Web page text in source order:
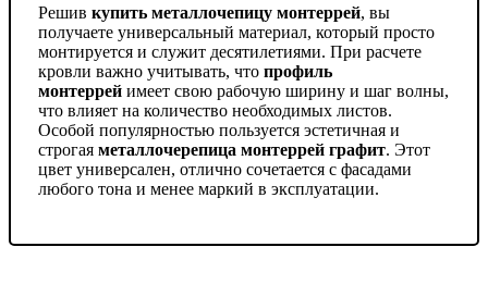
Решив купить металлочепицу монтеррей, вы
получаете универсальный материал, который просто
монтируется и служит десятилетиями. При расчете
кровли важно учитывать, что профиль
монтеррей имеет свою рабочую ширину и шаг волны,
что влияет на количество необходимых листов.
Особой популярностью пользуется эстетичная и
строгая металлочерепица монтеррей графит. Этот
цвет универсален, отлично сочетается с фасадами
любого тона и менее маркий в эксплуатации.